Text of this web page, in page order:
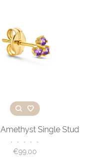
Single Stud
• • • • •
€99,00